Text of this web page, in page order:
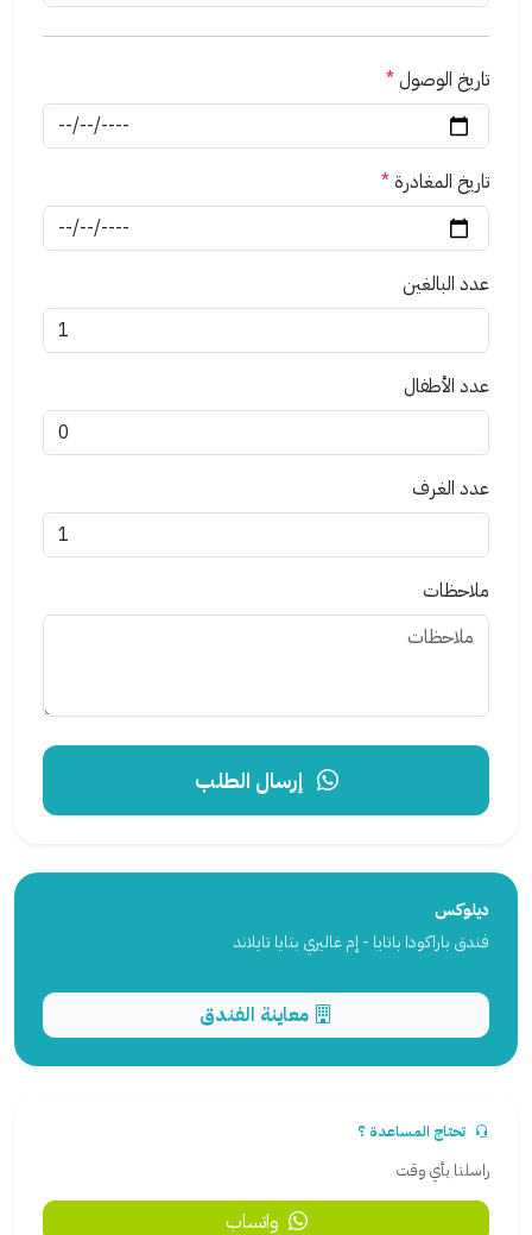
تاريخ الوصول*
تاريخ المغادرة*
عدد البالغين
عدد الأطفال
عدد الغرف
ملاحظات
إرسال الطلب
ديلوكس
فندق باراكودا باتايا - إم غاليري بتايا تايلاند
معاينة الفندق
تحتاج المساعدة ؟
راسلنا بأي وقت
واتساب